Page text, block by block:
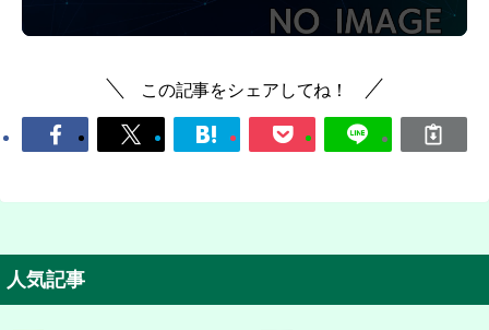
この記事をシェアしてね！
人気記事